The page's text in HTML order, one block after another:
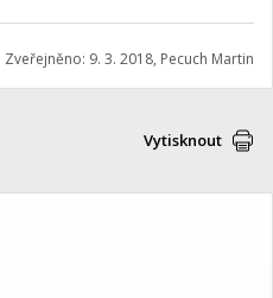
Zveřejněno: 9. 3. 2018, Pecuch Martin
Vytisknout